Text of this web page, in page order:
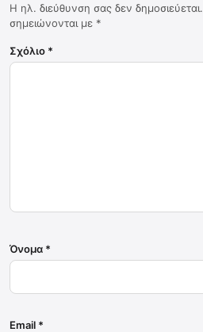
Η ηλ. διεύθυνση σας δεν δημοσιεύεται.
σημειώνονται με *
Σχόλιο *
Όνομα *
Email *